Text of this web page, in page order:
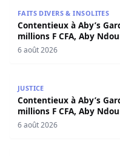
FAITS DIVERS & INSOLITES
Contentieux à Aby’s
millions F CFA, Aby
sociaux
6 août 2026
JUSTICE
Contentieux à Aby’s
millions F CFA, Aby
sociaux
6 août 2026